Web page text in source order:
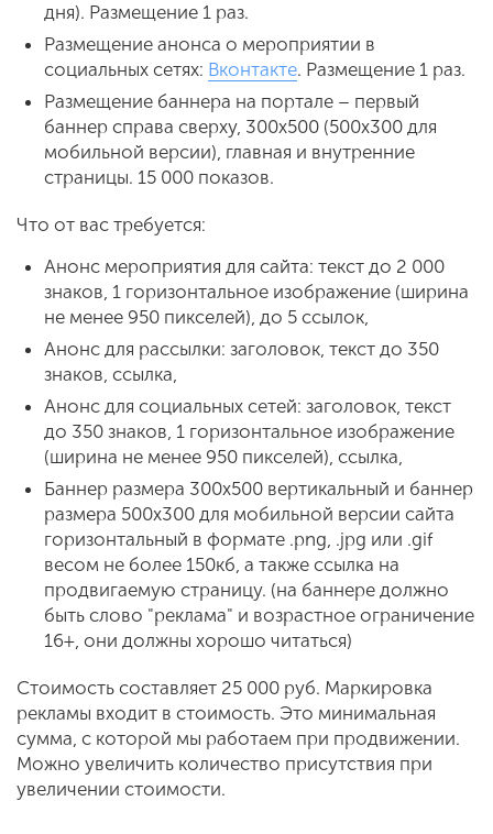
дня). Размещение 1 раз.
Размещение анонса о мероприятии в
социальных сетях: Вконтакте. Размещение 1 раз.
Размещение баннера на портале – первый
баннер справа сверху, 300х500 (500х300 для
мобильной версии), главная и внутренние
страницы. 15 000 показов.
Что от вас требуется:
Анонс мероприятия для сайта: текст до 2 000
знаков, 1 горизонтальное изображение (ширина
не менее 950 пикселей), до 5 ссылок,
Анонс для рассылки: заголовок, текст до 350
знаков, ссылка,
Анонс для социальных сетей: заголовок, текст
до 350 знаков, 1 горизонтальное изображение
(ширина не менее 950 пикселей), ссылка,
Баннер размера 300x500 вертикальный и баннер
размера 500х300 для мобильной версии сайта
горизонтальный в формате .png, .jpg или .gif
весом не более 150кб, а также ссылка на
продвигаемую страницу. (на баннере должно
быть слово "реклама" и возрастное ограничение
16+, они должны хорошо читаться)
Стоимость составляет 25 000 руб. Маркировка
рекламы входит в стоимость. Это минимальная
сумма, с которой мы работаем при продвижении.
Можно увеличить количество присутствия при
увеличении стоимости.